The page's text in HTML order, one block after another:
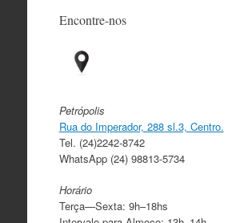
Encontre-nos
Petrópolis
Rua do Imperador, 288 sl.3, Centro.
Tel. (24)2242-8742
WhatsApp (24) 98813-5734
Horário
Terça—Sexta: 9h–18hs